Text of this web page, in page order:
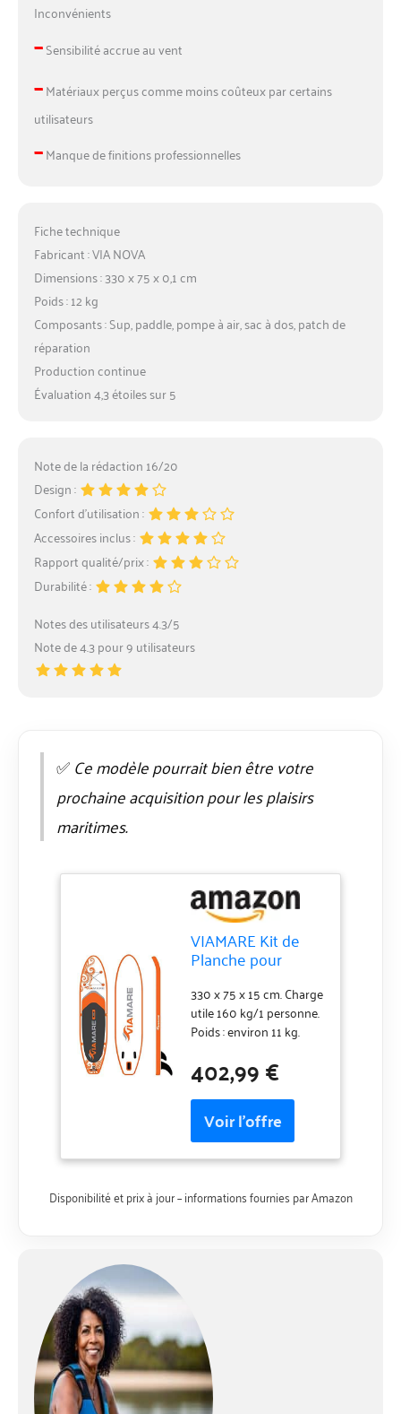
Inconvénients
–Sensibilité accrue au vent
–Matériaux perçus comme moins coûteux par certains
utilisateurs
–Manque de finitions professionnelles
Fiche technique
Fabricant : VIA NOVA
Dimensions : 330 x 75 x 0,1 cm
Poids : 12 kg
Composants : Sup, paddle, pompe à air, sac à dos, patch de
réparation
Production continue
Évaluation 4,3 étoiles sur 5
Note de la rédaction 16/20
Design :
Confort d’utilisation :
Accessoires inclus :
Rapport qualité/prix :
Durabilité :
Notes des utilisateurs 4.3/5
Note de 4.3 pour 9 utilisateurs
✅Ce modèle pourrait bien être votre
prochaine acquisition pour les plaisirs
maritimes.
VIAMARE Kit de
Planche pour
Adulte 330 S
Octopus
Orange/Blanc
Normal
330 x 75 x 15 cm. Charge
utile 160 kg/1 personne.
Poids : environ 11 kg.
de qualité supérieure,
construction Drop
Stitch. Coussinets EVA
antidérapants.
402,99 €
Disponibilité et prix à jour – informations fournies par Amazon